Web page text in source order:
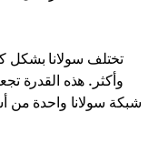
تختلف سولانا بشكل
شبكة سولانا واحدة من